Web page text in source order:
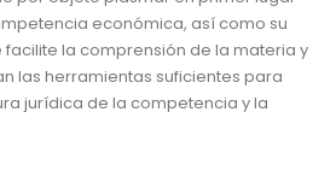
económica, así como su
la comprensión de la materia y
las herramientas suficientes para
jurídica de la competencia y la